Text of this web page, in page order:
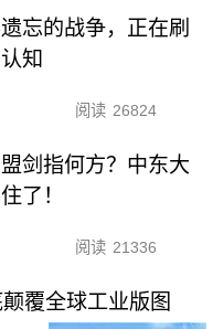
忘的战争，正在刷
知
阅读 26824
剑指何方？中东大
了！
阅读 21336
覆全球工业版图